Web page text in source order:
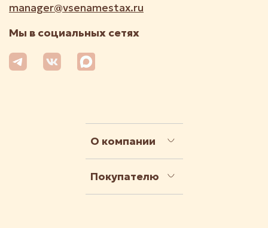
О компании
Покупателю
manager@vsenamestax.ru
Мы в социальных сетях